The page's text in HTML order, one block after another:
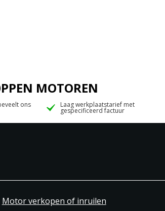
MOTOREN
ons Laag werkplaatstarief met
gespecificeerd factuur
Motor verkopen of inruilen